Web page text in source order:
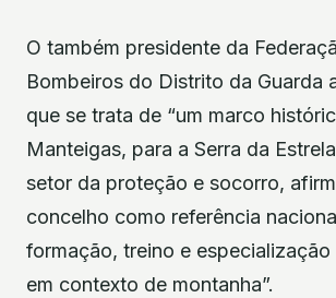
O também presidente da
Bombeiros do Distrito da Guarda
que se trata de “um marco
Manteigas, para a Serra da
setor da proteção e socorro,
concelho como referência
formação, treino e especialização
em contexto de montanha”.